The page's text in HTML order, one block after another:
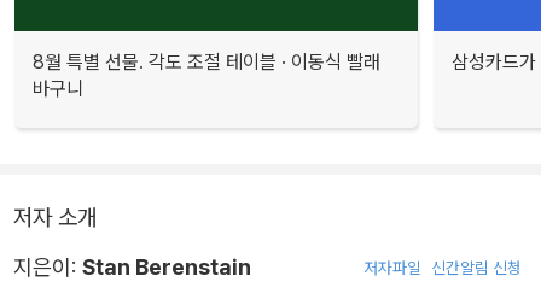
8월 특별 선물. 각도 조절 테이블 · 이동식 빨래
바구니
삼성카드
저자 소개
지은이: Stan Berenstain 저자파일 신간알림 신청